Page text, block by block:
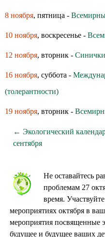
8 ноября, пятница -
10 ноября, воскресенье -
12 ноября, вторник -
16 ноября, суббота -
(толерантности)
19 ноября, вторник -
← Экологический
сентября
Не оставайтесь
проблемам 27
время.
мероприятиях октября в
мероприятия посвященные
будущее и будущее ваших